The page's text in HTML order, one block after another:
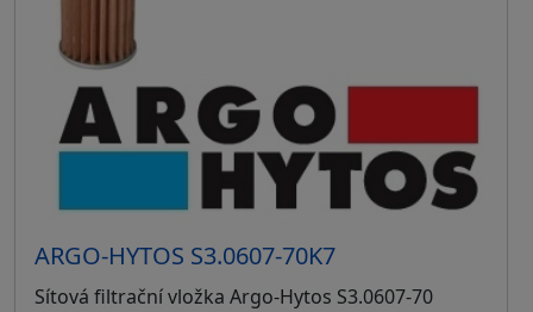
ARGO-HYTOS S3.0607-70K7
Sítová filtrační vložka Argo-Hytos S3.0607-70